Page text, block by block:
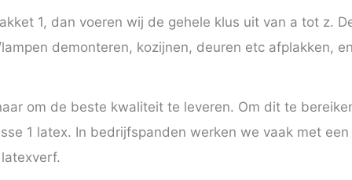
1, dan voeren wij de gehele klus uit van a tot z.
demonteren, kozijnen, deuren etc afplakken,
om de beste kwaliteit te leveren. Om dit te
1 latex. In bedrijfspanden werken we vaak met